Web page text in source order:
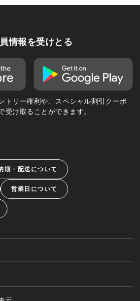
情報を受けとる
トリー権利や、スペシャル割引クーポ
受け取ることができます。
期・配送について
営業日について